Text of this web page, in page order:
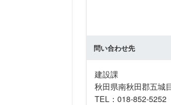
問い合わせ先
建設課
秋田県南秋田郡五城
TEL：018-852-5252